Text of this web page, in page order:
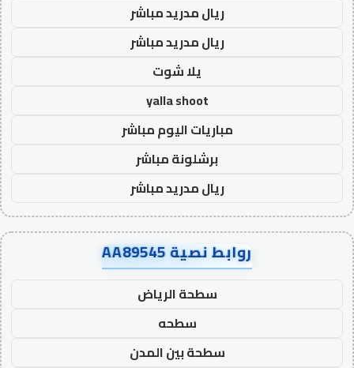
ريال مدريد مباشر
ريال مدريد مباشر
يلا شوت
yalla shoot
مباريات اليوم مباشر
برشلونة مباشر
ريال مدريد مباشر
روابط نصية AA89545
سطحة الرياض
سطحه
سطحة بين المدن